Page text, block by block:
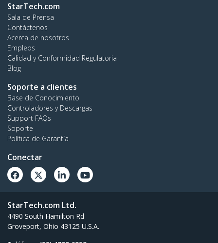
StarTech.com
Sala de Prensa
Contáctenos
Acerca de nosotros
Empleos
Calidad y Conformidad Regulatoria
Blog
Soporte a clientes
Base de Conocimiento
Controladores y Descargas
Support FAQs
Soporte
Política de Garantía
Conectar
StarTech.com Ltd.
4490 South Hamilton Rd
Groveport, Ohio 43125 U.S.A.